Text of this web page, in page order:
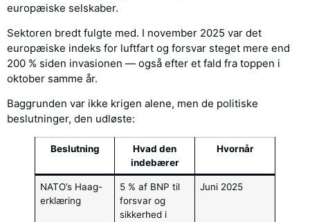
europæiske selskaber.
Sektoren bredt fulgte med. I november 2025 var det
europæiske indeks for luftfart og forsvar steget mere end
200 % siden invasionen — også efter et fald fra toppen i
oktober samme år.
Baggrunden var ikke krigen alene, men de politiske
beslutninger, den udløste:
Beslutning
Hvad den
indebærer
Hvornår
NATO’s Haag-
erklæring
5 % af BNP til
forsvar og
sikkerhed i
Juni 2025